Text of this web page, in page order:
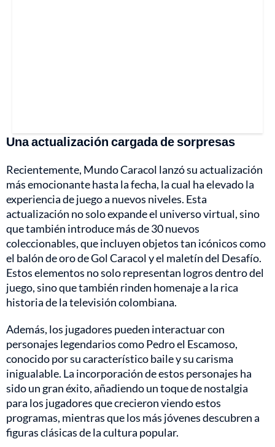
Una actualización cargada de sorpresas
Recientemente, Mundo Caracol lanzó su actualización
más emocionante hasta la fecha, la cual ha elevado la
experiencia de juego a nuevos niveles. Esta
actualización no solo expande el universo virtual, sino
que también introduce más de 30 nuevos
coleccionables, que incluyen objetos tan icónicos como
el balón de oro de Gol Caracol y el maletín del Desafío.
Estos elementos no solo representan logros dentro del
juego, sino que también rinden homenaje a la rica
historia de la televisión colombiana.
Además, los jugadores pueden interactuar con
personajes legendarios como Pedro el Escamoso,
conocido por su característico baile y su carisma
inigualable. La incorporación de estos personajes ha
sido un gran éxito, añadiendo un toque de nostalgia
para los jugadores que crecieron viendo estos
programas, mientras que los más jóvenes descubren a
figuras clásicas de la cultura popular.